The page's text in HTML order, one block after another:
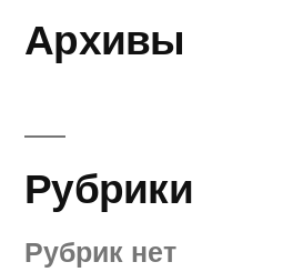
Архивы
Рубрики
Рубрик нет